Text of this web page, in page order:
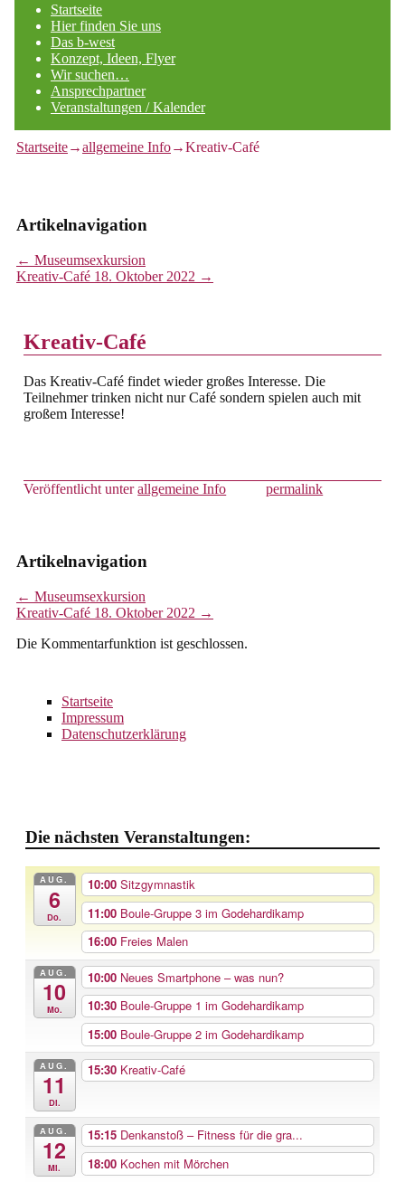
Startseite
Hier finden Sie uns
Das b-west
Konzept, Ideen, Flyer
Wir suchen…
Ansprechpartner
Veranstaltungen / Kalender
Startseite→allgemeine Info→Kreativ-Café
Artikelnavigation
← Museumsexkursion
Kreativ-Café 18. Oktober 2022 →
Kreativ-Café
Das Kreativ-Café findet wieder großes Interesse. Die
Teilnehmer trinken nicht nur Café sondern spielen auch mit
großem Interesse!
Veröffentlicht unter allgemeine Info permalink
Artikelnavigation
← Museumsexkursion
Kreativ-Café 18. Oktober 2022 →
Die Kommentarfunktion ist geschlossen.
Startseite
Impressum
Datenschutzerklärung
Die nächsten Veranstaltungen:
AUG.
6
Do.
10:00 Sitzgymnastik
11:00 Boule-Gruppe 3 im Godehardikamp
16:00 Freies Malen
AUG.
10
Mo.
10:00 Neues Smartphone – was nun?
10:30 Boule-Gruppe 1 im Godehardikamp
15:00 Boule-Gruppe 2 im Godehardikamp
AUG.
11
Di.
15:30 Kreativ-Café
AUG.
12
Mi.
15:15 Denkanstoß – Fitness für die gra...
18:00 Kochen mit Mörchen